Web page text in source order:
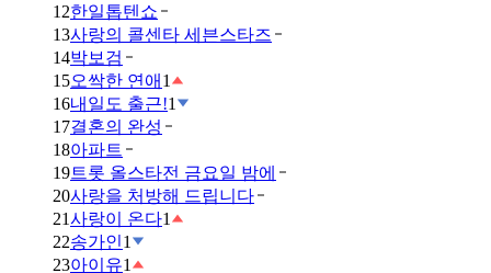
12한일톱텐쇼
13사랑의 콜센타 세븐스타즈
14박보검
15오싹한 연애 1
16내일도 출근!1
17결혼의 완성
18아파트
19트롯 올스타전 금요일 밤에
20사랑을 처방해 드립니다
21사랑이 온다1
22송가인1
23아이유1